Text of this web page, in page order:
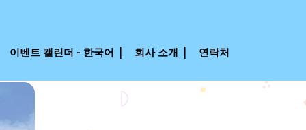
이벤트 캘린더 - 한국어 회사 소개 연락처